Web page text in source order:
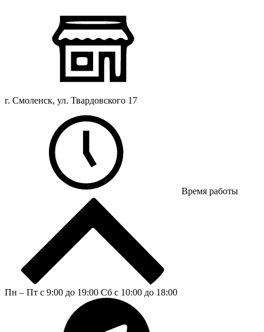
г. Смоленск, ул. Твардовского 17
Время работы
Пн – Пт с 9:00 до 19:00 Сб с 10:00 до 18:00